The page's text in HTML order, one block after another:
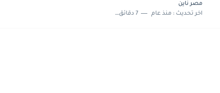
مصر ناين
اخر تحديث :منذ عام 7 دقائق للقراءة